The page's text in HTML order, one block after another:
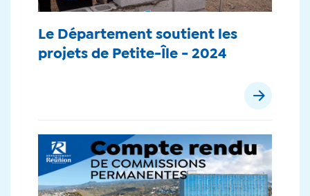
Le Département soutient les
projets de Petite-Île - 2024